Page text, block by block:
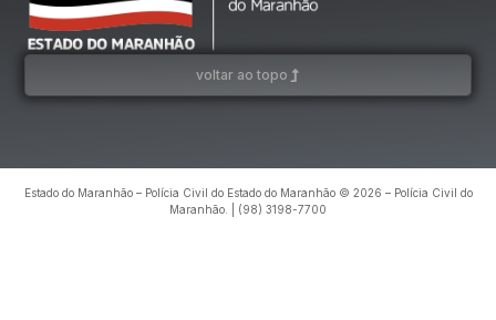
voltar ao topo
Estado do Maranhão – Polícia Civil do Estado do Maranhão © 2026 – Polícia Civil do
Maranhão. | (98) 3198-7700